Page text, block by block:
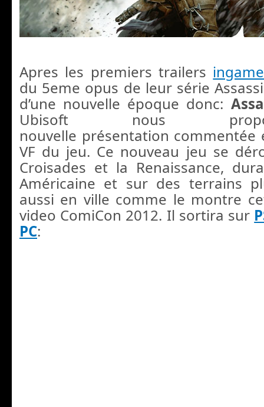
Apres les premiers trailers ingame
du 5eme opus de leur série
d’une nouvelle époque donc:
Ubisoft nous
nouvelle présentation
VF du jeu. Ce nouveau jeu se
Croisades et la Renaissance,
Américaine et sur des terrains
aussi en ville comme le montre
video ComiCon 2012. Il sortira sur
PC: